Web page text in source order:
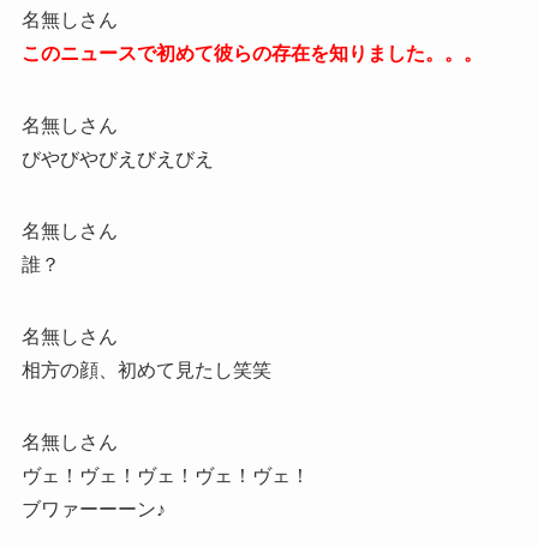
名無しさん
このニュースで初めて彼らの存在を知りました。。。
名無しさん
びやびやびえびえびえ
名無しさん
誰？
名無しさん
相方の顔、初めて見たし笑笑
名無しさん
ヴェ！ヴェ！ヴェ！ヴェ！ヴェ！
ブワァーーーン♪